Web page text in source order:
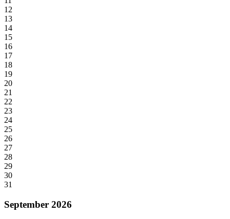
12
13
14
15
16
17
18
19
20
21
22
23
24
25
26
27
28
29
30
31
September 2026